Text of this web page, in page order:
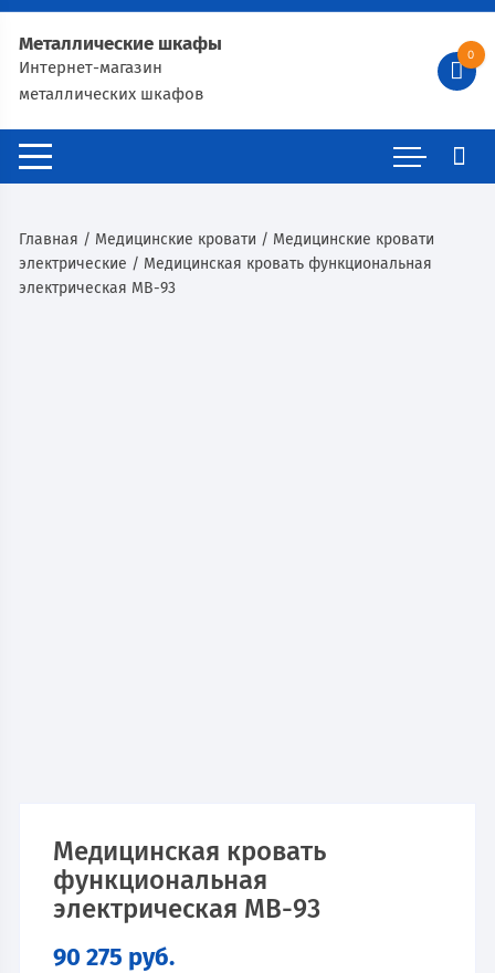
Металлические шкафы
Интернет-магазин
металлических шкафов
0
Главная / Медицинские кровати / Медицинские кровати
электрические / Медицинская кровать функциональная
электрическая МВ-93
Медицинская кровать
функциональная
электрическая МВ-93
90 275 руб.